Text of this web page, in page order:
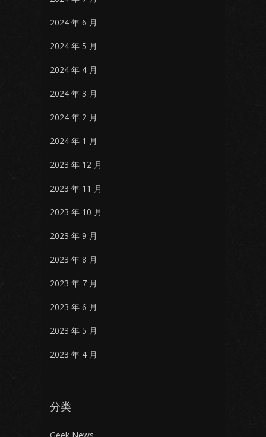
2024 年 6 月
2024 年 5 月
2024 年 4 月
2024 年 3 月
2024 年 2 月
2024 年 1 月
2023 年 12 月
2023 年 11 月
2023 年 10 月
2023 年 9 月
2023 年 8 月
2023 年 7 月
2023 年 6 月
2023 年 5 月
2023 年 4 月
分类